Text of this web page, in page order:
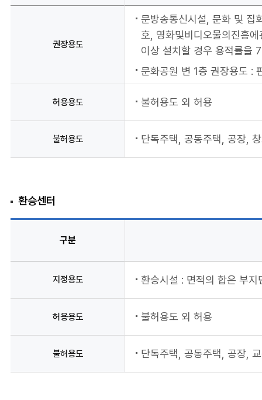
권장용도
문방송통신시설, 문화 및 집
호, 영화및비디오물의진흥
이상 설치할 경우 용적률을
문화공원 변 1층 권장용도 :
허용용도 불허용도 외 허용
불허용도 단독주택, 공동주택, 공장,
환승센터
구분
지정용도 환승시설 : 면적의 합은 부
허용용도 불허용도 외 허용
불허용도 단독주택, 공동주택, 공장,